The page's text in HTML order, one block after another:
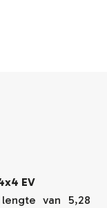
EV
van 5,28